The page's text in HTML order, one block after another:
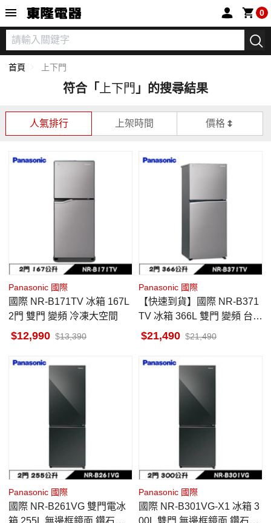
0
首頁 上下門
符合「 上下門 」的搜尋結果
人氣排行 上架時間 價格
Panasonic 國際
國際 NR-B171TV 冰箱 167L
2門 雙門 變頻 冷凍大空間
12,990 13,390
Panasonic 國際
【快速到貨】國際 NR-B371
TV 冰箱 366L 雙門 變頻 台南
地區當天中午前下單隔天出
21,490 21,490
Panasonic 國際
國際 NR-B261VG 雙門電冰
箱 255L 無邊框鏡面 鑽石黑
Panasonic 國際
國際 NR-B301VG-X1 冰箱 3
00L 雙門 無邊框鏡面 鑽石黑